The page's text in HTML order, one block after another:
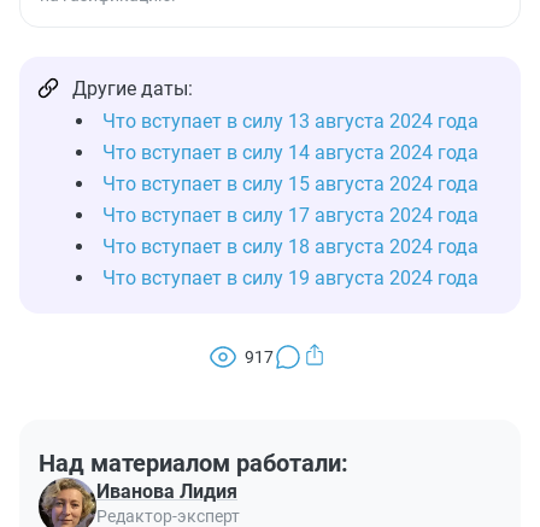
Другие даты:
Что вступает в силу 13 августа 2024 года
Что вступает в силу 14 августа 2024 года
Что вступает в силу 15 августа 2024 года
Что вступает в силу 17 августа 2024 года
Что вступает в силу 18 августа 2024 года
Что вступает в силу 19 августа 2024 года
917
Над материалом работали:
Иванова Лидия
Редактор-эксперт